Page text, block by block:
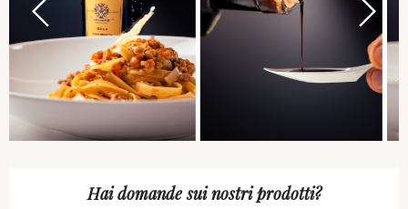
Hai domande sui nostri prodotti?